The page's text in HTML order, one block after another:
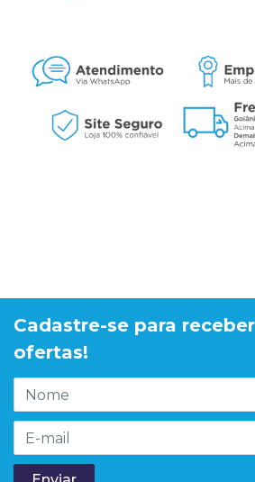
Cadastre-se para
ofertas!